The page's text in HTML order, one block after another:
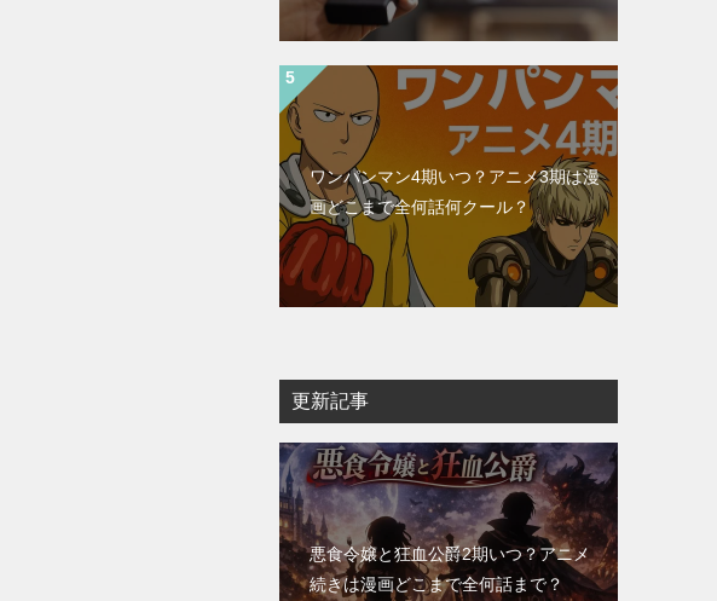
ワンパンマン4期いつ？アニメ3期は漫
画どこまで全何話何クール？
更新記事
悪食令嬢と狂血公爵2期いつ？アニメ
続きは漫画どこまで全何話まで？